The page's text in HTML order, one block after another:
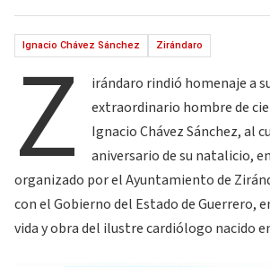
Ignacio Chávez Sánchez Zirándaro
Z
irándaro rindió homenaje a
extraordinario hombre de
Ignacio Chávez Sánchez, al
aniversario de su natalicio,
organizado por el Ayuntamiento de
con el Gobierno del Estado de Guerrero,
vida y obra del ilustre cardiólogo nacido